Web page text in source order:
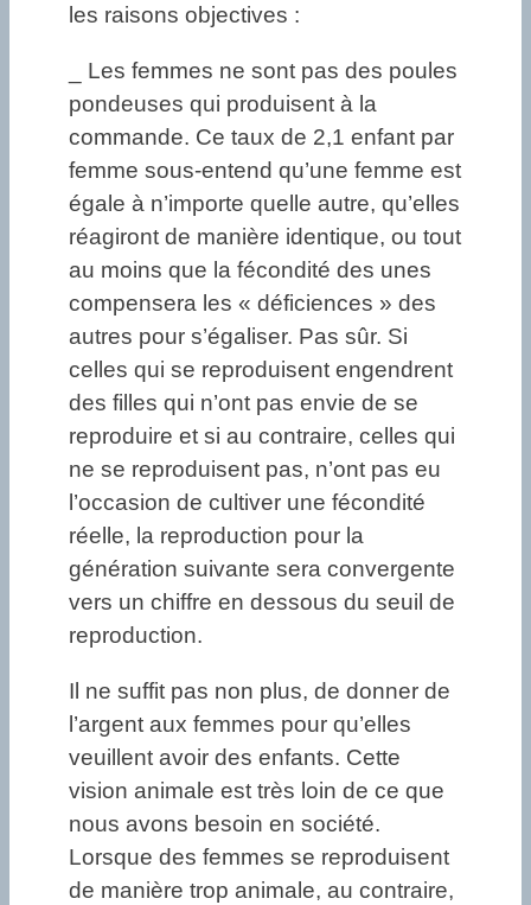
les raisons objectives :
_ Les femmes ne sont pas des poules
pondeuses qui produisent à la
commande. Ce taux de 2,1 enfant par
femme sous-entend qu’une femme est
égale à n’importe quelle autre, qu’elles
réagiront de manière identique, ou tout
au moins que la fécondité des unes
compensera les « déficiences » des
autres pour s’égaliser. Pas sûr. Si
celles qui se reproduisent engendrent
des filles qui n’ont pas envie de se
reproduire et si au contraire, celles qui
ne se reproduisent pas, n’ont pas eu
l’occasion de cultiver une fécondité
réelle, la reproduction pour la
génération suivante sera convergente
vers un chiffre en dessous du seuil de
reproduction.
Il ne suffit pas non plus, de donner de
l’argent aux femmes pour qu’elles
veuillent avoir des enfants. Cette
vision animale est très loin de ce que
nous avons besoin en société.
Lorsque des femmes se reproduisent
de manière trop animale, au contraire,